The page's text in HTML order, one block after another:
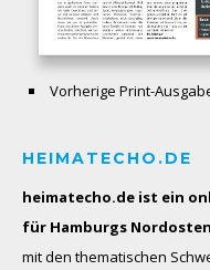
Vorherige Print-
HEIMATECHO.DE
heimatecho.de ist ein
für Hamburgs Nordosten
mit den thematischen